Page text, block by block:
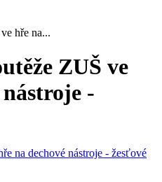
hře na...
ZUŠ ve
-